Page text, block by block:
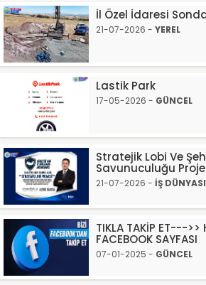
İl Özel İdaresi
21-07-2026 - YEREL
Lastik Park
17-05-2026 - GÜNCEL
Stratejik Lobi Ve
Savunuculuğu
21-07-2026 - İŞ DÜNYASI
TIKLA TAKİP ET--->>
FACEBOOK SAYFASI
07-01-2025 - GÜNCEL